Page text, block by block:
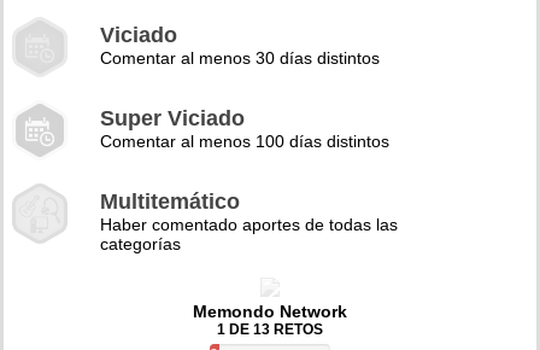
Viciado
Comentar al menos 30 días distintos
Super Viciado
Comentar al menos 100 días distintos
Multitemático
Haber comentado aportes de todas las
categorías
Memondo Network
1 DE 13 RETOS